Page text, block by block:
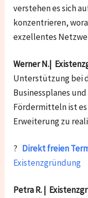
verstehen es sich
konzentrieren,
exzellentes
Werner N.|
Unterstützung bei
Businessplanes
Fördermitteln ist
Erweiterung zu
? Direkt freien
Existenzgründung
Petra R. |